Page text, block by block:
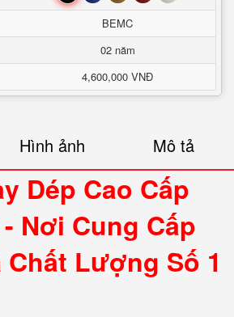
BEMC
02 năm
4,600,000 VNĐ
Hình ảnh Mô tả
Dép Cao Cấp
Nơi Cung Cấp
Chất Lượng Số 1